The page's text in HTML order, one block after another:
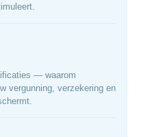
— waarom
vergunning, verzekering en